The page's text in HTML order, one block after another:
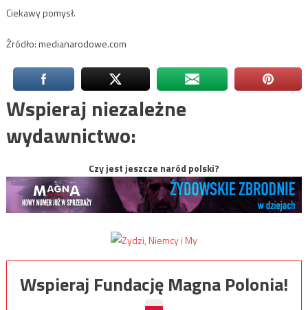
Ciekawy pomysł.
Źródło: medianarodowe.com
Wspieraj niezależne
wydawnictwo:
Czy jest jeszcze naród polski?
Wspieraj Fundację Magna Polonia!